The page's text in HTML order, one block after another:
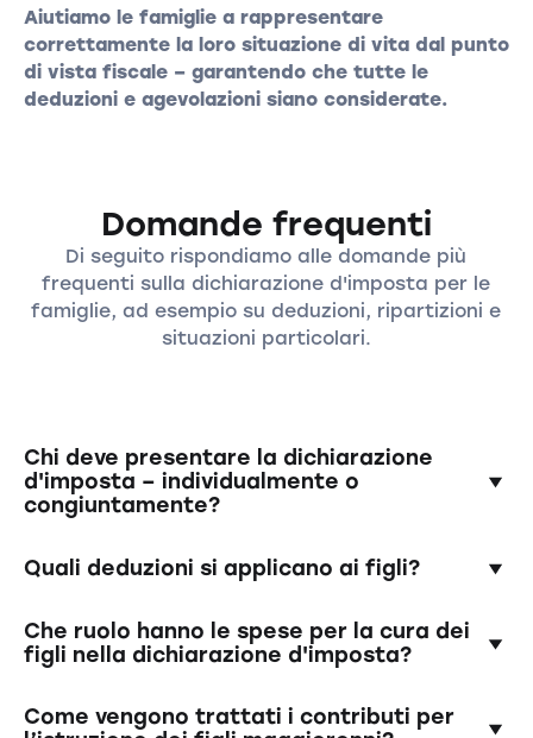
Aiutiamo le famiglie a rappresentare
correttamente la loro situazione di vita dal punto
di vista fiscale – garantendo che tutte le
deduzioni e agevolazioni siano considerate.
Domande frequenti
Di seguito rispondiamo alle domande più
frequenti sulla dichiarazione d'imposta per le
famiglie, ad esempio su deduzioni, ripartizioni e
situazioni particolari.
Chi deve presentare la dichiarazione
d'imposta – individualmente o
congiuntamente?
Le coppie sposate o registrate presentano
(stato 2025) ancora una dichiarazione
genitori single o separati devono presentare
ciascuno una dichiarazione d'imposta
dichiara quale figlio nella dichiarazione – ossia
Quali deduzioni si applicano ai figli?
Di norma, per ogni figlio è possibile richiedere
deduzioni per le spese di cura, le assicurazioni,
L’ammontare concreto e la ripartizione
dipendono dal cantone e dal modello di cura
Che ruolo hanno le spese per la cura dei
figli nella dichiarazione d'imposta?
Le spese per la cura dei figli – ad esempio per
Come vengono trattati i contributi per